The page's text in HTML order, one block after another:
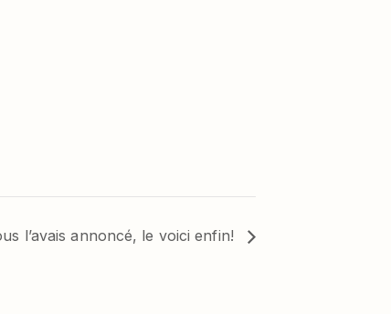
l’avais annoncé, le voici enfin!